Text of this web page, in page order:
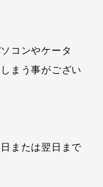
コンやケータ
まう事がござい
または翌日まで